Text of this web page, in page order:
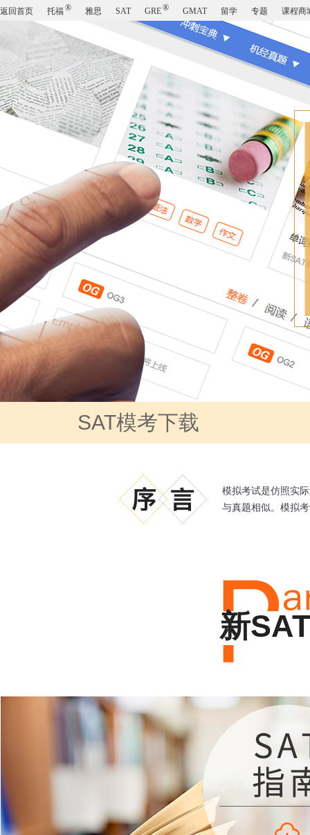
返回首页 托福® 雅思 SAT GRE® GMAT 留学 专题 课程商
SAT模考下载
模拟考试是仿照实
与真题相似。模拟
新